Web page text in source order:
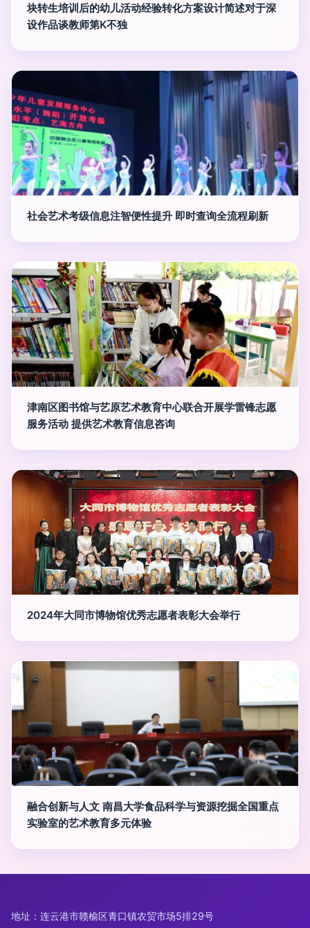
块转生培训后的幼儿活动经验转化方案设计简述对于深
设作品谈教师第K不独
社会艺术考级信息注智便性提升 即时查询全流程刷新
津南区图书馆与艺原艺术教育中心联合开展学雷锋志愿
服务活动 提供艺术教育信息咨询
2024年大同市博物馆优秀志愿者表彰大会举行
融合创新与人文 南昌大学食品科学与资源挖掘全国重点
实验室的艺术教育多元体验
地址：连云港市赣榆区青口镇农贸市场5排29号